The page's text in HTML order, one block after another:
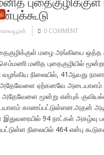
0 COMMENT
மழை அங்கியை ஒத்த
மனித புதைகுழியில்
நிலையில், 41ஆவது
ஏற்கனவே அடையாளம்
அதேவேளை மூன்று என்புக்
காணப்பட்டுள்ளன.அதன்
94 நாட்கள் அகழ்வு
நிலையில் 464 என்பு